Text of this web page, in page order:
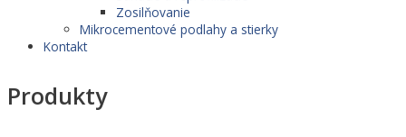
Zosilňovanie
Mikrocementové podlahy a stierky
Kontakt
Produkty